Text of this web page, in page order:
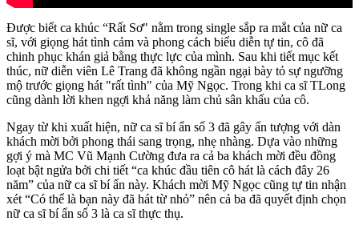
Được biết ca khúc “Rất Sơ" nằm trong single sắp ra mắt của nữ ca
sĩ, với giọng hát tình cảm và phong cách biểu diễn tự tin, cô đã
chinh phục khán giả bằng thực lực của mình. Sau khi tiết mục kết
thúc, nữ diễn viên Lê Trang đã không ngần ngại bày tỏ sự ngưỡng
mộ trước giọng hát "rất tình" của Mỹ Ngọc. Trong khi ca sĩ TLong
cũng dành lời khen ngợi khả năng làm chủ sân khấu của cô.
Ngay từ khi xuất hiện, nữ ca sĩ bí ẩn số 3 đã gây ấn tượng với dàn
khách mời bởi phong thái sang trọng, nhẹ nhàng. Dựa vào những
gợi ý mà MC Vũ Mạnh Cường đưa ra cả ba khách mời đều đồng
loạt bật ngửa bởi chi tiết “ca khúc đầu tiên cô hát là cách đây 26
năm” của nữ ca sĩ bí ẩn này. Khách mời Mỹ Ngọc cũng tự tin nhận
xét “Có thể là bạn này đã hát từ nhỏ” nên cả ba đã quyết định chọn
nữ ca sĩ bí ẩn số 3 là ca sĩ thực thụ.